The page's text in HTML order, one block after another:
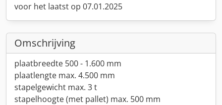
voor het laatst op 07.01.2025
Omschrijving
plaatbreedte 500 - 1.600 mm
plaatlengte max. 4.500 mm
stapelgewicht max. 3 t
stapelhoogte (met pallet) max. 500 mm